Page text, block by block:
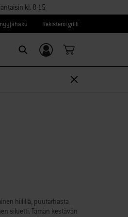
kl. 8-15
Rekisteröi grilli
Kirjaudu sisään/
Rekisteröidy
hiilillä, puutarhasta
siluetti. Tämän kestävän